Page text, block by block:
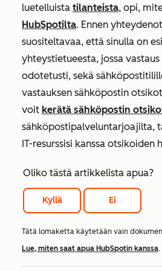
luetelluista tilanteista, opi,
HubSpotilta. Ennen
suositeltavaa, että sinulla on
yhteystietueesta, jossa
odotetusti, sekä
vastauksen sähköpostin
voit kerätä sähköpostin
sähköpostipalveluntarjoajilta,
IT-resurssisi kanssa otsikoiden
Oliko tästä artikkelista apua?
Kyllä Ei
Tätä lomaketta käytetään vain
Lue, miten saat apua HubSpotin kanssa.